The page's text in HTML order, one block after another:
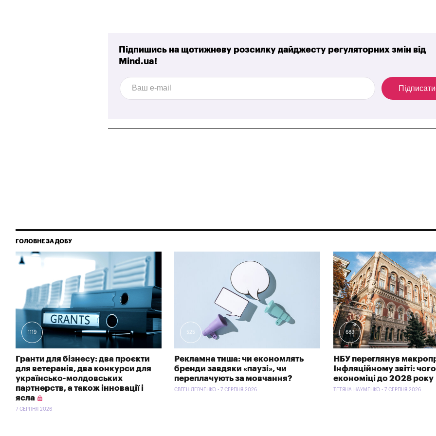
Підпишись на щотижневу розсилку дайджесту регуляторних змін від
Mind.ua!
ГОЛОВНЕ ЗА ДОБУ
1119
Гранти для бізнесу: два проєкти
для ветеранів, два конкурси для
українсько-молдовських
партнерств, а також інновації і
ясла
7 СЕРПНЯ 2026
525
Рекламна тиша: чи економлять
бренди завдяки «паузі», чи
переплачують за мовчання?
ЄВГЕН ЛЕВЧЕНКО - 7 СЕРПНЯ 2026
683
НБУ переглянув
Інфляційному звіті:
економіці до 2028 року
ТЕТЯНА НАУМЕНКО - 7 СЕРПНЯ 2026